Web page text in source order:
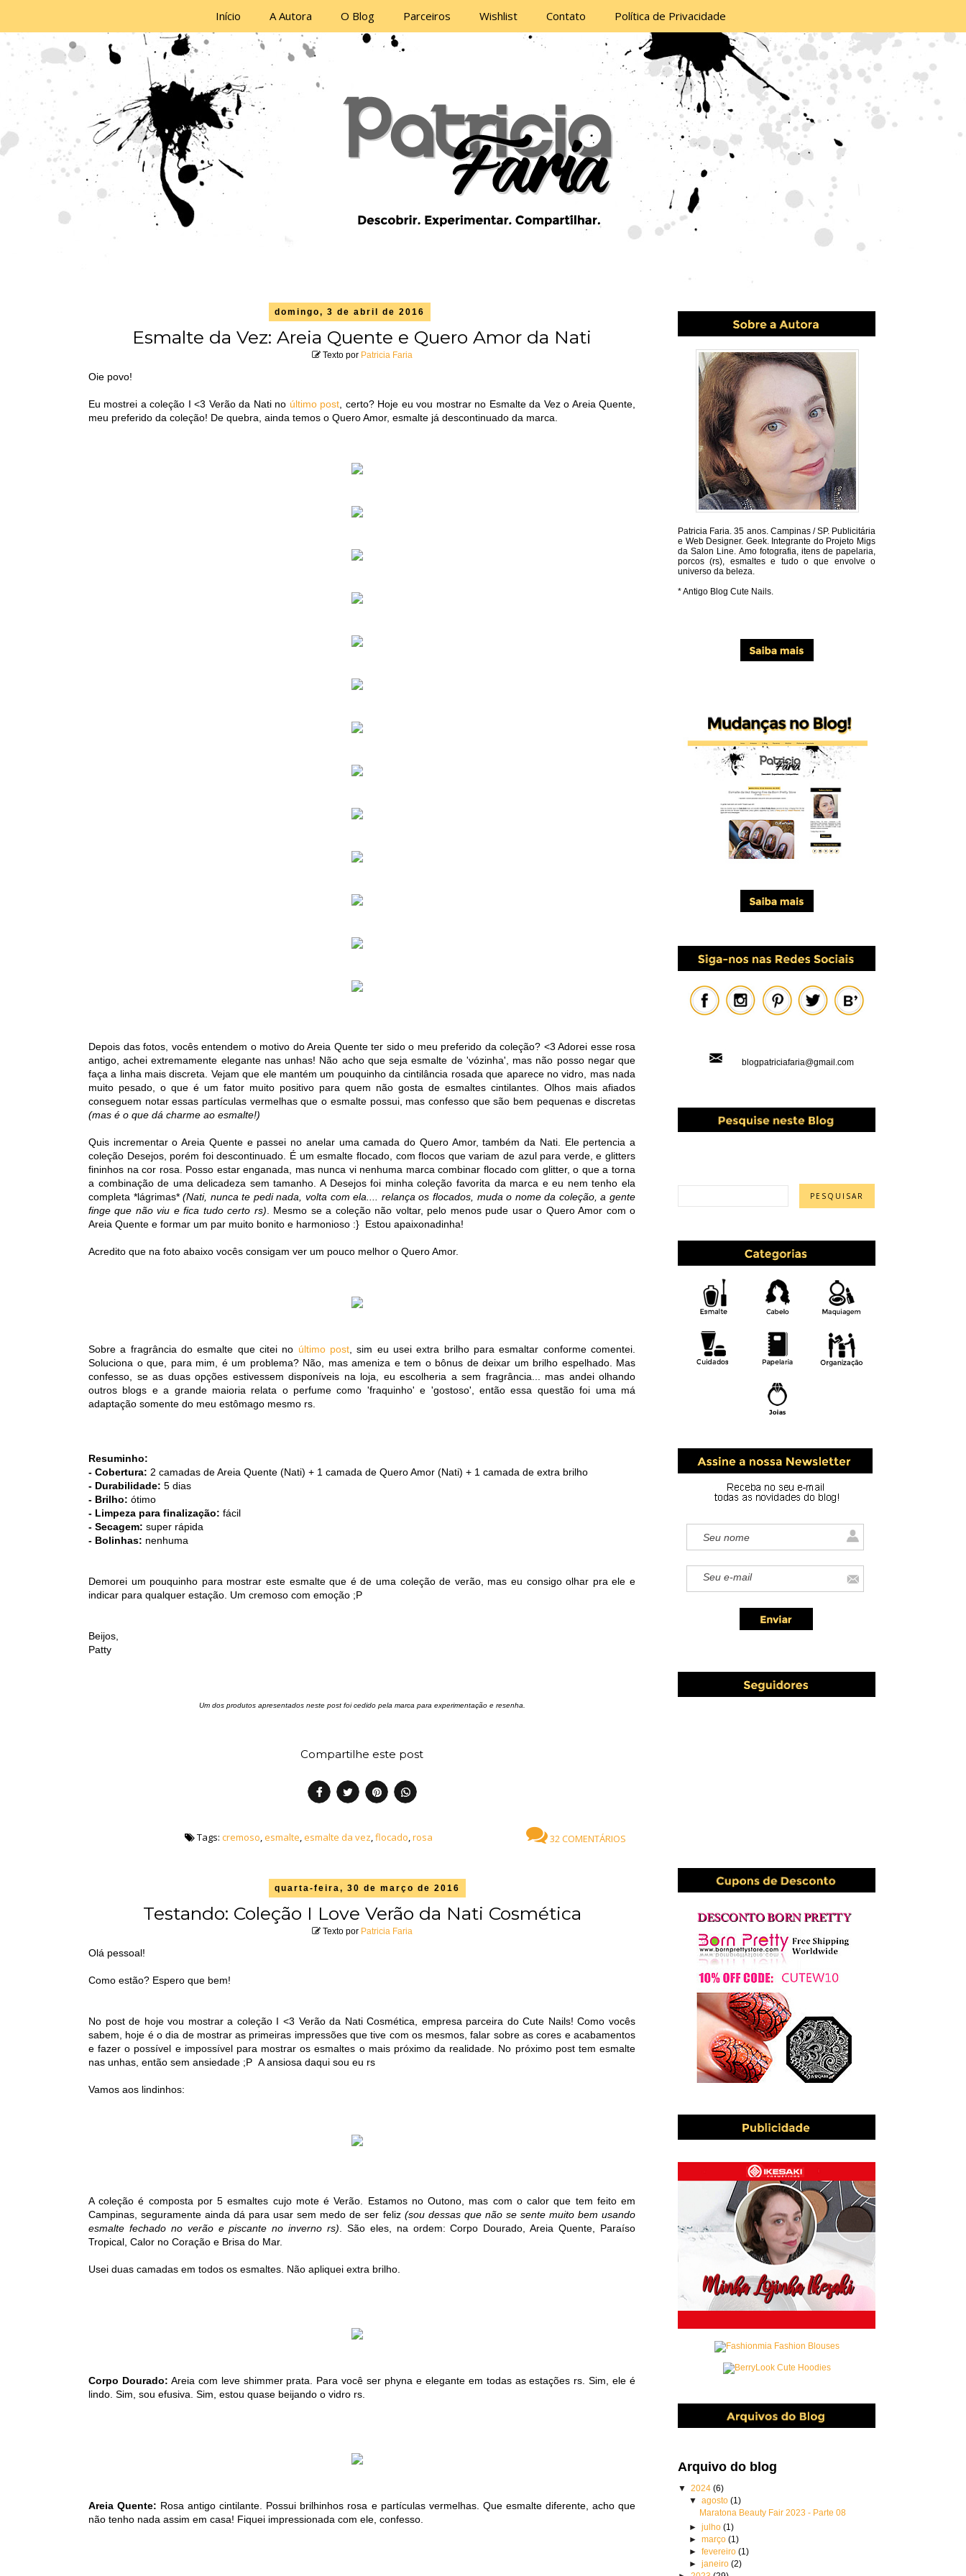
Início A Autora O Blog Parceiros Wishlist Contato Política de Privacidade
domingo, 3 de abril de 2016
Esmalte da Vez: Areia Quente e Quero Amor da Nati
Texto por Patricia Faria
Oie povo!
Eu mostrei a coleção I <3 Verão da Nati no último post , certo? Hoje eu vou mostrar no Esmalte da Vez o Areia Quente,
meu preferido da coleção! De quebra, ainda temos o Quero Amor, esmalte já descontinuado da marca.
Depois das fotos, vocês entendem o motivo do Areia Quente ter sido o meu preferido da coleção? <3 Adorei esse rosa
antigo, achei extremamente elegante nas unhas! Não acho que seja esmalte de 'vózinha', mas não posso negar que
faça a linha mais discreta. Vejam que ele mantém um pouquinho da cintilância rosada que aparece no vidro, mas nada
muito pesado, o que é um fator muito positivo para quem não gosta de esmaltes cintilantes. Olhos mais afiados
conseguem notar essas partículas vermelhas que o esmalte possui, mas confesso que são bem pequenas e discretas
(mas é o que dá charme ao esmalte!)
Quis incrementar o Areia Quente e passei no anelar uma camada do Quero Amor, também da Nati. Ele pertencia a
coleção Desejos, porém foi descontinuado. É um esmalte flocado, com flocos que variam de azul para verde, e glitters
fininhos na cor rosa. Posso estar enganada, mas nunca vi nenhuma marca combinar flocado com glitter, o que a torna
a combinação de uma delicadeza sem tamanho. A Desejos foi minha coleção favorita da marca e eu nem tenho ela
completa *lágrimas*(Nati, nunca te pedi nada, volta com ela.... relança os flocados, muda o nome da coleção, a gente
finge que não viu e fica tudo certo rs) . Mesmo se a coleção não voltar, pelo menos pude usar o Quero Amor com o
Areia Quente e formar um par muito bonito e harmonioso :} Estou apaixonadinha!
Acredito que na foto abaixo vocês consigam ver um pouco melhor o Quero Amor.
Sobre a fragrância do esmalte que citei no último post , sim eu usei extra brilho para esmaltar conforme comentei.
Soluciona o que, para mim, é um problema? Não, mas ameniza e tem o bônus de deixar um brilho espelhado. Mas
confesso, se as duas opções estivessem disponíveis na loja, eu escolheria a sem fragrância... mas andei olhando
outros blogs e a grande maioria relata o perfume como 'fraquinho' e 'gostoso', então essa questão foi uma má
adaptação somente do meu estômago mesmo rs.
Resuminho:
- Cobertura: 2 camadas de Areia Quente (Nati) + 1 camada de Quero Amor (Nati) + 1 camada de extra brilho
- Durabilidade: 5 dias
- Brilho: ótimo
- Limpeza para finalização: fácil
- Secagem: super rápida
- Bolinhas: nenhuma
Demorei um pouquinho para mostrar este esmalte que é de uma coleção de verão, mas eu consigo olhar pra ele e
indicar para qualquer estação. Um cremoso com emoção ;P
Beijos,
Patty
Um dos produtos apresentados neste post foi cedido pela marca para experimentação e resenha.
Compartilhe este post
32 COMENTÁRIOS
Tags: cremoso,esmalte,esmalte da vez,flocado,rosa
quarta-feira, 30 de março de 2016
Testando: Coleção I Love Verão da Nati Cosmética
Texto por Patricia Faria
Olá pessoal!
Como estão? Espero que bem!
No post de hoje vou mostrar a coleção I <3 Verão da Nati Cosmética, empresa parceira do Cute Nails! Como vocês
sabem, hoje é o dia de mostrar as primeiras impressões que tive com os mesmos, falar sobre as cores e acabamentos
e fazer o possível e impossível para mostrar os esmaltes o mais próximo da realidade. No próximo post tem esmalte
nas unhas, então sem ansiedade ;P A ansiosa daqui sou eu rs
Vamos aos lindinhos:
A coleção é composta por 5 esmaltes cujo mote é Verão. Estamos no Outono, mas com o calor que tem feito em
Campinas, seguramente ainda dá para usar sem medo de ser feliz (sou dessas que não se sente muito bem usando
esmalte fechado no verão e piscante no inverno rs) . São eles, na ordem: Corpo Dourado, Areia Quente, Paraíso
Tropical, Calor no Coração e Brisa do Mar.
Usei duas camadas em todos os esmaltes. Não apliquei extra brilho.
Corpo Dourado: Areia com leve shimmer prata. Para você ser phyna e elegante em todas as estações rs. Sim, ele é
lindo. Sim, sou efusiva. Sim, estou quase beijando o vidro rs.
Areia Quente: Rosa antigo cintilante. Possui brilhinhos rosa e partículas vermelhas. Que esmalte diferente, acho que
não tenho nada assim em casa! Fiquei impressionada com ele, confesso.
Patricia Faria.35 anos. Campinas / SP. Publicitária
e Web Designer. Geek. Integrante do Projeto Migs
da Salon Line. Amo fotografia, itens de papelaria,
porcos (rs), esmaltes e tudo o que envolve o
universo da beleza.
* Antigo Blog Cute Nails.
blogpatriciafaria@gmail.com
Arquivo do blog
▼2024(6)
▼ agosto (1)
Maratona Beauty Fair 2023 - Parte 08
► julho (1)
► março (1)
► fevereiro (1)
► janeiro (2)